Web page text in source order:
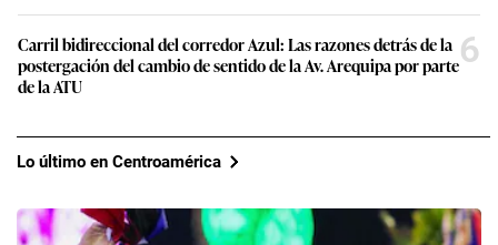
Carril bidireccional del corredor Azul: Las razones detrás de la
postergación del cambio de sentido de la Av. Arequipa por parte
de la ATU
6
Lo último en Centroamérica